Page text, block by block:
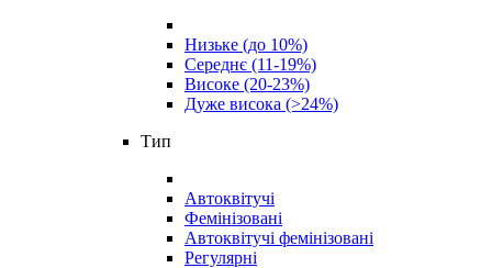
Низьке (до 10%)
Середнє (11-19%)
Високе (20-23%)
Дуже висока (>24%)
Тип
Автоквітучі
Фемінізовані
Автоквітучі фемінізовані
Регулярні